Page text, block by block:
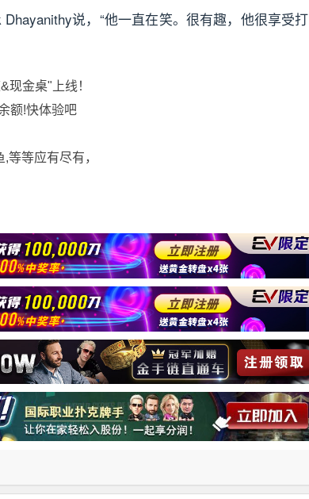
说，“他一直在笑。很有趣，他很享受打
现金桌"上线！
额!快体验吧
等应有尽有，